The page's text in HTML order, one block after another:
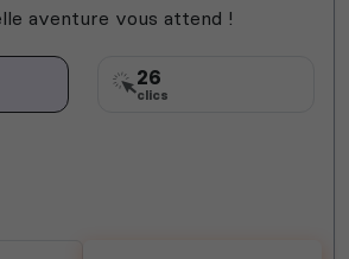
aventure vous attend !
26
clics